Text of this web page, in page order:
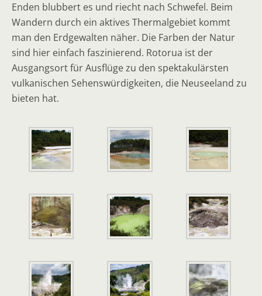
Enden blubbert es und riecht nach Schwefel. Beim
Wandern durch ein aktives Thermalgebiet kommt
man den Erdgewalten näher. Die Farben der Natur
sind hier einfach faszinierend. Rotorua ist der
Ausgangsort für Ausflüge zu den spektakulärsten
vulkanischen Sehenswürdigkeiten, die Neuseeland zu
bieten hat.